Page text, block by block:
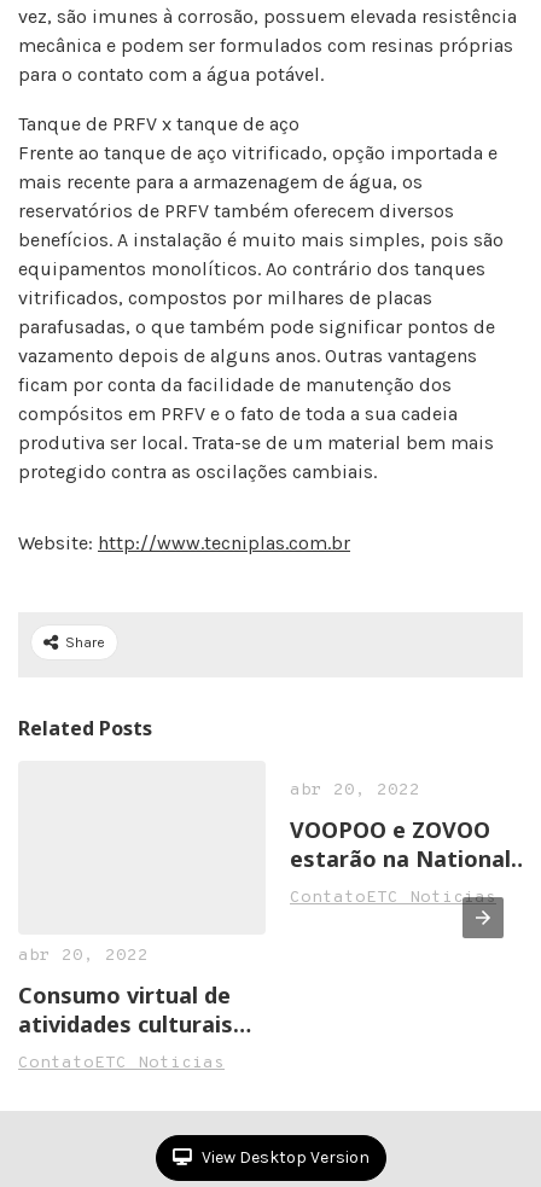
vez, são imunes à corrosão, possuem elevada resistência
mecânica e podem ser formulados com resinas próprias
para o contato com a água potável.
Tanque de PRFV x tanque de aço
Frente ao tanque de aço vitrificado, opção importada e
mais recente para a armazenagem de água, os
reservatórios de PRFV também oferecem diversos
benefícios. A instalação é muito mais simples, pois são
equipamentos monolíticos. Ao contrário dos tanques
vitrificados, compostos por milhares de placas
parafusadas, o que também pode significar pontos de
vazamento depois de alguns anos. Outras vantagens
ficam por conta da facilidade de manutenção dos
compósitos em PRFV e o fato de toda a sua cadeia
produtiva ser local. Trata-se de um material bem mais
protegido contra as oscilações cambiais.
Website: http://www.tecniplas.com.br
Share
Related Posts
abr 20, 2022
Consumo virtual de
atividades culturais
cresce na pandemia
ContatoETC Noticias
abr 20, 2022
VOOPOO e ZOVOO
estarão na National
Convenience Show
2022 em Birmingham
ContatoETC Noticias
View Desktop Version